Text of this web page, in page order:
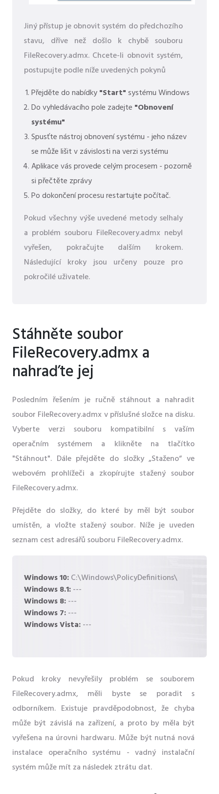
Jiný přístup je obnovit systém do předchozího
stavu, dříve než došlo k chybě souboru
FileRecovery.admx. Chcete-li obnovit systém,
postupujte podle níže uvedených pokynů
Přejděte do nabídky"Start"systému Windows
Do vyhledávacího pole zadejte "Obnovení
systému"
Spusťte nástroj obnovení systému - jeho název
se může lišit v závislosti na verzi systému
Aplikace vás provede celým procesem - pozorně
si přečtěte zprávy
Po dokončení procesu restartujte počítač.
Pokud všechny výše uvedené metody selhaly
a problém souboru FileRecovery.admx nebyl
vyřešen, pokračujte dalším krokem.
Následující kroky jsou určeny pouze pro
pokročilé uživatele.
Stáhněte soubor
FileRecovery.admx a
nahraďte jej
Posledním řešením je ručně stáhnout a nahradit
soubor FileRecovery.admx v příslušné složce na disku.
Vyberte verzi souboru kompatibilní s vaším
operačním systémem a klikněte na tlačítko
"Stáhnout". Dále přejděte do složky „Staženo“ ve
webovém prohlížeči a zkopírujte stažený soubor
FileRecovery.admx.
Přejděte do složky, do které by měl být soubor
umístěn, a vložte stažený soubor. Níže je uveden
seznam cest adresářů souboru FileRecovery.admx.
Windows 10:C:\Windows\PolicyDefinitions\
Windows 8.1:---
Windows 8:---
Windows 7:---
Windows Vista:---
Pokud kroky nevyřešily problém se souborem
FileRecovery.admx, měli byste se poradit s
odborníkem. Existuje pravděpodobnost, že chyba
může být závislá na zařízení, a proto by měla být
vyřešena na úrovni hardwaru. Může být nutná nová
instalace operačního systému - vadný instalační
systém může mít za následek ztrátu dat.